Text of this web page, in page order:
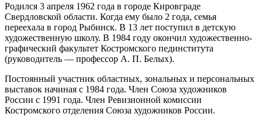
Родился 3 апреля 1962 года в городе Кировграде
Свердловской области. Когда ему было 2 года, семья
переехала в город Рыбинск. В 13 лет поступил в детскую
художественную школу. В 1984 году окончил художественно-
графический факультет Костромского пединститута
(руководитель — профессор А. П. Белых).
Постоянный участник областных, зональных и персональных
выставок начиная с 1984 года. Член Союза художников
России с 1991 года. Член Ревизионной комиссии
Костромского отделения Союза художников России.